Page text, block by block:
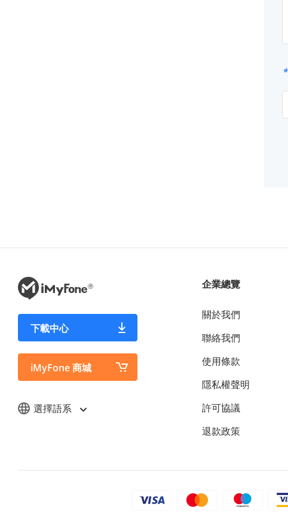
*
下載中心
iMyFone 商城
選擇語系
企業總覽
關於我們
聯絡我們
使用條款
隱私權聲明
許可協議
退款政策